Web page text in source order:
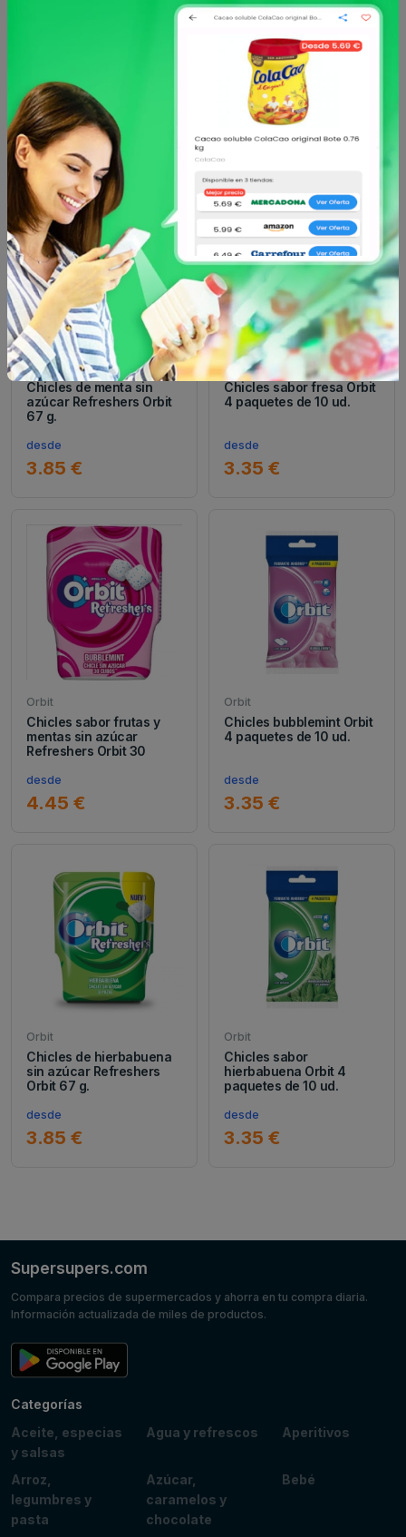
Otros productos deOrbiten Golosinas
Orbit
Chicles de menta sin
azúcar Refreshers Orbit
67 g.
desde
3.85 €
Orbit
Chicles sabor fresa Orbit
4 paquetes de 10 ud.
desde
3.35 €
Orbit
Chicles sabor frutas y
mentas sin azúcar
Refreshers Orbit 30
desde
4.45 €
Orbit
Chicles bubblemint Orbit
4 paquetes de 10 ud.
desde
3.35 €
Orbit
Chicles de hierbabuena
sin azúcar Refreshers
Orbit 67 g.
desde
3.85 €
Orbit
Chicles sabor
hierbabuena Orbit 4
paquetes de 10 ud.
desde
3.35 €
Supersupers.com
Compara precios de supermercados y ahorra en tu compra diaria.
Información actualizada de miles de productos.
Categorías
Aceite, especias
y salsas
Agua y refrescos Aperitivos
Arroz,
legumbres y
pasta
Azúcar,
caramelos y
chocolate
Bebé